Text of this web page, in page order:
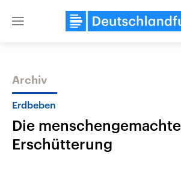
Close
Themen
Archiv
Erdbeben
Die menschengemachte
Erschütterung